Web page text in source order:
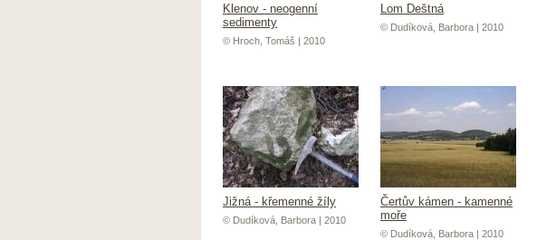
Klenov - neogenní
sedimenty
© Hroch, Tomáš | 2010
Lom Deštná
© Dudíková, Barbora | 2010
Jižná - křemenné žíly
© Dudíková, Barbora | 2010
Čertův kámen - kamenné
moře
© Dudíková, Barbora | 2010